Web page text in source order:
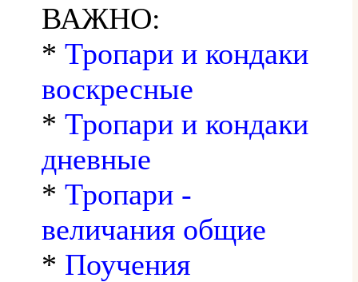
ВАЖНО:
* Тропари и кондаки
воскресные
* Тропари и кондаки
дневные
* Тропари -
величания общие
* Поучения